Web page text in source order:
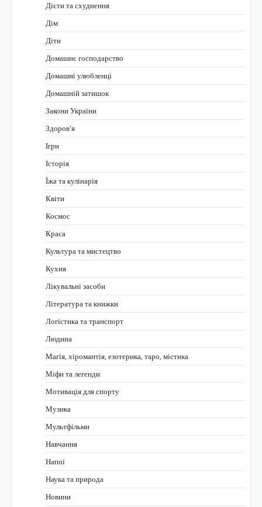
Дієти та схуднення
Дім
Діти
Домашнє господарство
Домашні улюбленці
Домашній затишок
Закони України
Здоров'я
Ігри
Історія
Їжа та кулінарія
Квіти
Космос
Краса
Культура та мистецтво
Кухня
Лікувальні засоби
Література та книжки
Логістика та транспорт
Людина
Магія, хіромантія, езотерика, таро, містика
Міфи та легенди
Мотивація для спорту
Музика
Мультфільми
Навчання
Напої
Наука та природа
Новини